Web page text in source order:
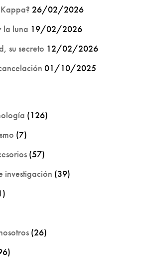
26/02/2026
la luna 19/02/2026
su secreto 12/02/2026
01/10/2025
(126)
(7)
(57)
investigación (39)
(26)